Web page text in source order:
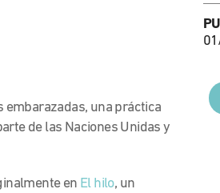
embarazadas, una práctica
de las Naciones Unidas y
en El hilo, un